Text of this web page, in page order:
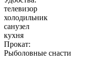
телевизор
холодильник
санузел
кухня
Прокат:
Рыболовные снасти